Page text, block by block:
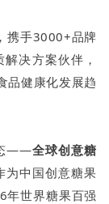
携手3000+品牌
决方案伙伴，
品健康化发展趋
——全球创意糖
为中国创意糖果
年世界糖果百强